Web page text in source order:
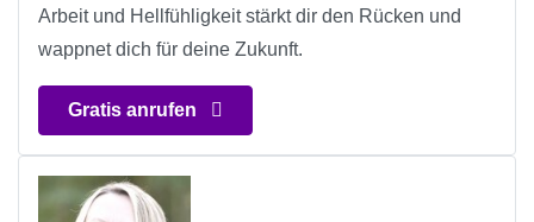
Arbeit und Hellfühligkeit stärkt dir den Rücken und
wappnet dich für deine Zukunft.
Gratis anrufen